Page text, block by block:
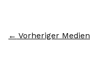
← Vorheriger Medien